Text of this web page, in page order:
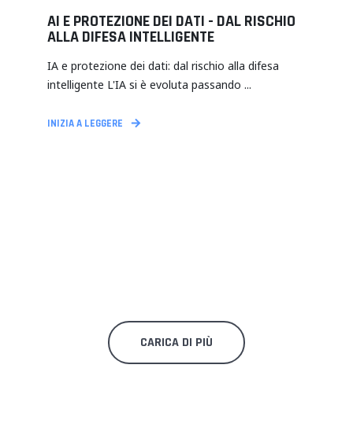
AI E PROTEZIONE DEI DATI - DAL RISCHIO
ALLA DIFESA INTELLIGENTE
IA e protezione dei dati: dal rischio alla difesa
intelligente L'IA si è evoluta passando ...
INIZIA A LEGGERE
CARICA DI PIÙ